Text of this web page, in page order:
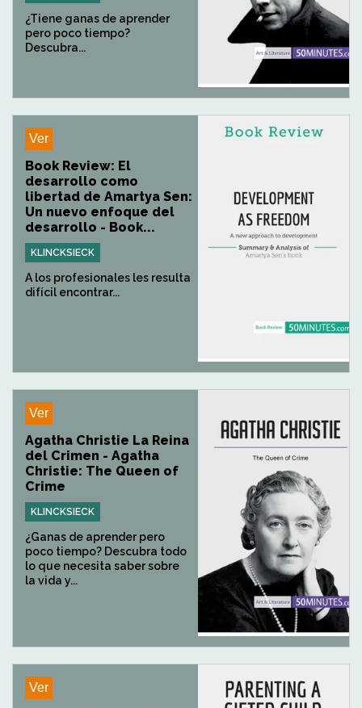
¿Tiene ganas de aprender
pero poco tiempo?
Descubra...
Ver
Book Review: El
desarrollo como
libertad de Amartya Sen:
Un nuevo enfoque del
desarrollo - Book...
KLINCKSIECK
A los profesionales les resulta
difícil encontrar...
Ver
Agatha Christie La Reina
del Crimen - Agatha
Christie: The Queen of
Crime
KLINCKSIECK
¿Ganas de aprender pero
poco tiempo? Descubra todo
lo que necesita saber sobre
la vida y...
Ver